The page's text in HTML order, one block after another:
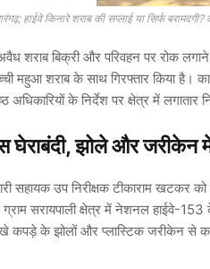
हाईवे किनारे शराब की सप्लाई या सिर्फ
शराब बिक्री और परिवहन पर रोक
महुआ शराब के साथ गिरफ्तार किया है।
के निर्देश पर क्षेत्र में लगातार
घेराबंदी, झोले और जरीकेन में
सहायक उप निरीक्षकटीकाराम खटकर
सरायपाली क्षेत्र में नेशनल हाईवे-
कपड़े के झोलों और प्लास्टिक जरीकेन से